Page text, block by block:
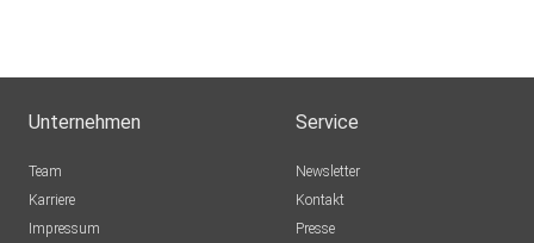
Unternehmen
Team
Karriere
Impressum
Service
Newsletter
Kontakt
Presse